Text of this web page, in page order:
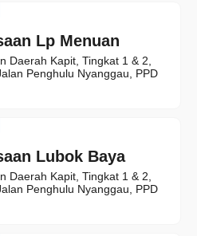
Lp Menuan
Daerah Kapit, Tingkat 1 & 2,
Penghulu Nyanggau, PPD
Lubok Baya
Daerah Kapit, Tingkat 1 & 2,
Penghulu Nyanggau, PPD